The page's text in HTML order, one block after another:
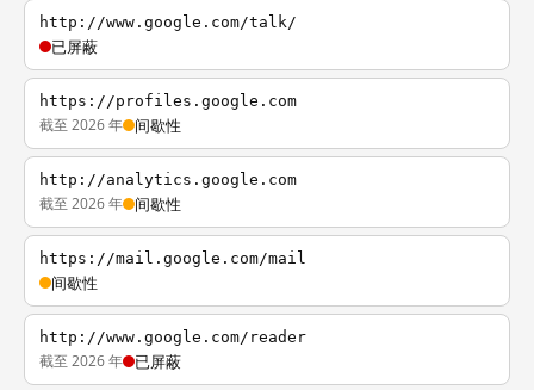
http://www.google.com/talk/
已屏蔽
https://profiles.google.com
截至 2026 年 间歇性
http://analytics.google.com
截至 2026 年 间歇性
https://mail.google.com/mail
间歇性
http://www.google.com/reader
截至 2026 年 已屏蔽